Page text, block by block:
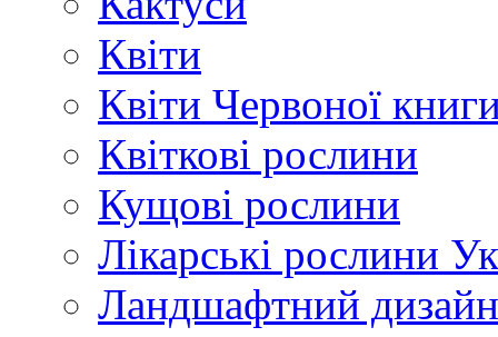
Квіти
Квіти Червоної
Квіткові рослини
Кущові рослини
Лікарські рослини
Ландшафтний дизайн